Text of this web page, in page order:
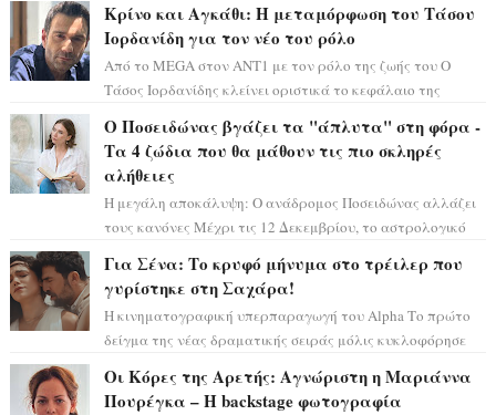
Κρίνο και Αγκάθι: Η μεταμόρφωση του Τάσου
Ιορδανίδη για τον νέο του ρόλο
Από το MEGA στον ΑΝΤ1 με τον ρόλο της ζωής του Ο
Τάσος Ιορδανίδης κλείνει οριστικά το κεφάλαιο της
Ο Ποσειδώνας βγάζει τα "άπλυτα" στη φόρα -
Τα 4 ζώδια που θα μάθουν τις πιο σκληρές
αλήθειες
Η μεγάλη αποκάλυψη: Ο ανάδρομος Ποσειδώνας αλλάζει
τους κανόνες Μέχρι τις 12 Δεκεμβρίου, το αστρολογικό
Για Σένα: Το κρυφό μήνυμα στο τρέιλερ που
γυρίστηκε στη Σαχάρα!
Η κινηματογραφική υπερπαραγωγή του Alpha Το πρώτο
δείγμα της νέας δραματικής σειράς μόλις κυκλοφόρησε
Οι Κόρες της Αρετής: Αγνώριστη η Μαριάννα
Πουρέγκα – H backstage φωτογραφία